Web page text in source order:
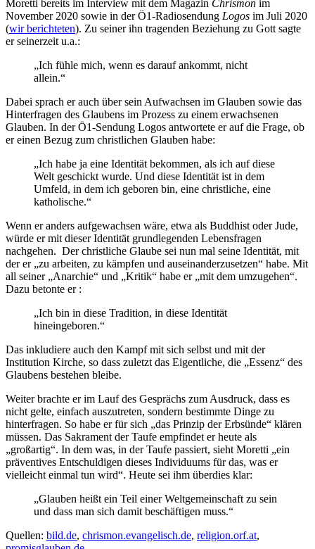
Moretti bereits im Interview mit dem Magazin Chrismon im
November 2020 sowie in der Ö1-Radiosendung Logos im Juli 2020
(wir berichteten). Zu seiner ihn tragenden Beziehung zu Gott sagte
er seinerzeit u.a.:
„Ich fühle mich, wenn es darauf ankommt, nicht
allein.“
Dabei sprach er auch über sein Aufwachsen im Glauben sowie das
Hinterfragen des Glaubens im Prozess zu einem erwachsenen
Glauben. In der Ö1-Sendung Logos antwortete er auf die Frage, ob
er einen Bezug zum christlichen Glauben habe:
„Ich habe ja eine Identität bekommen, als ich auf diese
Welt geschickt wurde. Und diese Identität ist in dem
Umfeld, in dem ich geboren bin, eine christliche, eine
katholische.“
Wenn er anders aufgewachsen wäre, etwa als Buddhist oder Jude,
würde er mit dieser Identität grundlegenden Lebensfragen
nachgehen. Der christliche Glaube sei nun mal seine Identität, mit
der er „zu arbeiten, zu kämpfen und auseinanderzusetzen“ habe. Mit
all seiner „Anarchie“ und „Kritik“ habe er „mit dem umzugehen“.
Dazu betonte er :
„Ich bin in diese Tradition, in diese Identität
hineingeboren.“
Das inkludiere auch den Kampf mit sich selbst und mit der
Institution Kirche, so dass zuletzt das Eigentliche, die „Essenz“ des
Glaubens bestehen bleibe.
Weiter brachte er im Lauf des Gesprächs zum Ausdruck, dass es
nicht gelte, einfach auszutreten, sondern bestimmte Dinge zu
hinterfragen. So habe er für sich „das Prinzip der Erbsünde“ klären
müssen. Das Sakrament der Taufe empfindet er heute als
„großartig“. In dem was, in der Taufe passiert, sieht Moretti „ein
präventives Entschuldigen dieses Individuums für das, was er
vielleicht einmal tun wird“. Heute sei ihm überdies klar:
„Glauben heißt ein Teil einer Weltgemeinschaft zu sein
und dass man sich damit beschäftigen muss.“
Quellen: bild.de, chrismon.evangelisch.de, religion.orf.at,